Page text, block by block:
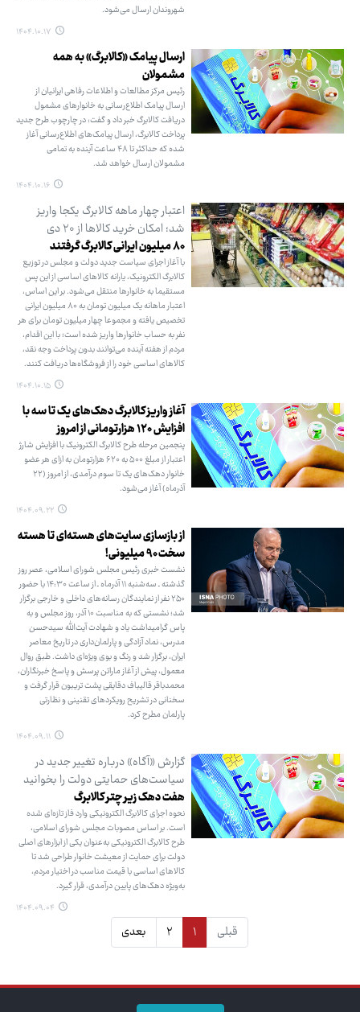
شهروندان ارسال می‌شود.
۱۴۰۴.۱۰.۱۷
ارسال پیامک «کالابرگ» به همه
مشمولان
رئیس مرکز مطالعات و اطلاعات رفاهی ایرانیان از
ارسال پیامک اطلاع‌رسانی به خانوارهای مشمول
دریافت کالابرگ خبر داد و گفت: در چارچوب طرح جدید
پرداخت کالابرگ، ارسال پیامک‌های اطلاع‌رسانی آغاز
شده که حداکثر تا ۴۸ ساعت آینده به تمامی
مشمولان ارسال خواهد شد.
۱۴۰۴.۱۰.۱۶
اعتبار چهار ماهه کالابرگ یکجا واریز
شد؛ امکان خرید کالاها از ۲۰ دی
۸۰ میلیون ایرانی کالابرگ گرفتند
با آغاز اجرای سیاست جدید دولت و مجلس در توزیع
کالابرگ الکترونیک، یارانه کالاهای اساسی از این پس
مستقیما به خانوارها منتقل می‌شود. بر این اساس،
اعتبار ماهانه یک میلیون تومان به ۸۰ میلیون ایرانی
تخصیص یافته و مجموعا چهار میلیون تومان برای هر
نفر به حساب خانوارها واریز شده است؛ با این اقدام،
مردم از هفته آینده می‌توانند بدون پرداخت وجه نقد،
کالاهای اساسی خود را از فروشگاه‌ها دریافت کنند.
۱۴۰۴.۱۰.۱۵
آغاز واریز کالابرگ دهک‌های یک تا سه با
افزایش ۱۲۰ هزارتومانی از امروز
پنجمین مرحله طرح کالابرگ الکترونیک با افزایش شارژ
اعتبار از مبلغ ۵۰۰ به ۶۲۰ هزارتومان به ازای هر عضو
خانوار دهک‌های یک تا سوم درآمدی، از امروز (۲۲
آذرماه) آغاز می‌شود.
۱۴۰۴.۰۹.۲۲
از بازسازی سایت‌های هسته‌ای تا هسته
سخت ۹۰ میلیونی!
نشست خبری رئیس مجلس شورای اسلامی، عصر روز
گذشته ـ سه‌شنبه ۱۱ آذرماه ـ از ساعت ۱۴:۳۰ با حضور
۲۵۰ نفر از نمایندگان رسانه‌های داخلی و خارجی برگزار
شد؛ نشستی که به مناسبت ۱۰ آذر، روز مجلس و به
پاس گرامیداشت یاد و شهادت آیت‌الله سیدحسن
مدرس، نماد آزادگی و پارلمان‌داری در تاریخ معاصر
ایران، برگزار شد و رنگ و بوی ویژه‌ای داشت. طبق روال
معمول، پیش از آغاز ماراتن پرسش و پاسخ خبرنگاران،
محمدباقر قالیباف دقایقی پشت تریبون قرار گرفت و
سخنانی در تشریح رویکردهای تقنینی و نظارتی
پارلمان مطرح کرد.
۱۴۰۴.۰۹.۱۱
گزارش «آگاه» درباره تغییر جدید در
سیاست‌های حمایتی دولت را بخوانید
هفت دهک زیر چتر کالابرگ
نحوه اجرای کالابرگ الکترونیکی وارد فاز تازه‌ای شده
است. بر اساس مصوبات مجلس شورای اسلامی،
طرح کالابرگ الکترونیکی به‌عنوان یکی از ابزارهای اصلی
دولت برای حمایت از معیشت خانوار طراحی شد تا
کالاهای اساسی با قیمت مناسب در اختیار مردم،
به‌ویژه دهک‌های پایین درآمدی، قرار گیرد.
۱۴۰۴.۰۹.۰۴
قبلی ۱ ۲ بعدی